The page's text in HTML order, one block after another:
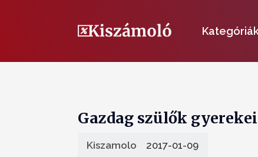
Gazdag szülők gyerekei
Kiszamolo 2017-01-09